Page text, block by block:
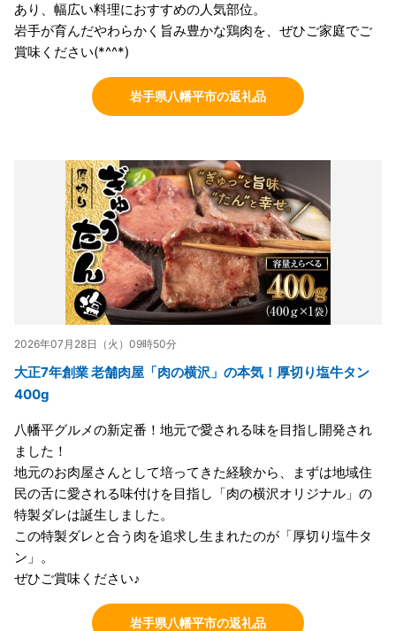
あり、幅広い料理におすすめの人気部位。
岩手が育んだやわらかく旨み豊かな鶏肉を、ぜひご家庭でご
賞味ください(*^^*)
岩手県八幡平市の返礼品
2026年07月28日（火）09時50分
大正7年創業 老舗肉屋「肉の横沢」の本気！厚切り塩牛タン
400g
八幡平グルメの新定番！地元で愛される味を目指し開発され
ました！
地元のお肉屋さんとして培ってきた経験から、まずは地域住
民の舌に愛される味付けを目指し「肉の横沢オリジナル」の
特製ダレは誕生しました。
この特製ダレと合う肉を追求し生まれたのが「厚切り塩牛タ
ン」。
ぜひご賞味ください♪
岩手県八幡平市の返礼品